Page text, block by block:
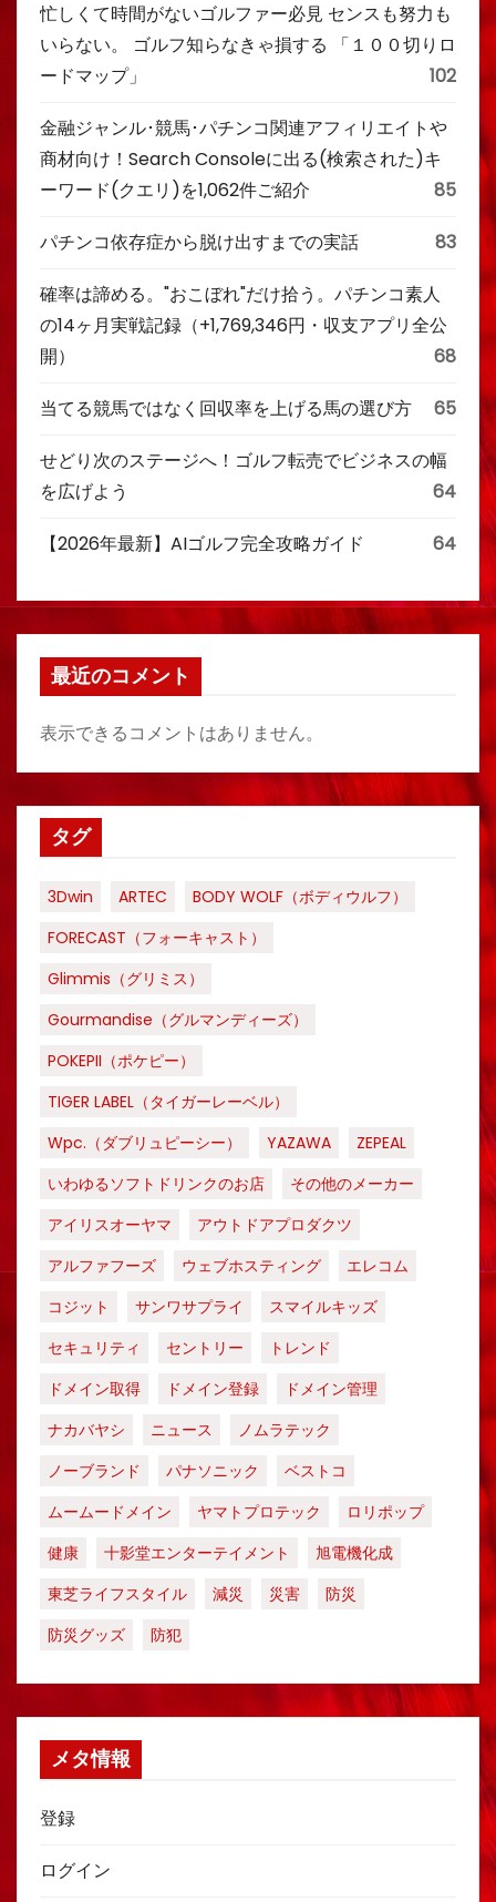
忙しくて時間がないゴルファー必見 センスも努力も
いらない。 ゴルフ知らなきゃ損する 「１００切りロ
ードマップ」
102
金融ジャンル･競馬･パチンコ関連アフィリエイトや
商材向け！Search Consoleに出る(検索された)キ
ーワード(クエリ)を1,062件ご紹介
85
パチンコ依存症から脱け出すまでの実話 83
確率は諦める。"おこぼれ"だけ拾う。パチンコ素人
の14ヶ月実戦記録（+1,769,346円・収支アプリ全公
開）
68
当てる競馬ではなく回収率を上げる馬の選び方 65
せどり次のステージへ！ゴルフ転売でビジネスの幅
を広げよう
64
【2026年最新】AIゴルフ完全攻略ガイド 64
最近のコメント
表示できるコメントはありません。
タグ
3Dwin ARTEC
BODY WOLF（ボディウルフ）
FORECAST（フォーキャスト）
Glimmis（グリミス）
Gourmandise（グルマンディーズ）
POKEPII（ポケピー）
TIGER LABEL（タイガーレーベル）
Wpc.（ダブリュピーシー）
YAZAWA
ZEPEAL
いわゆるソフトドリンクのお店
その他のメーカー
アイリスオーヤマ
アウトドアプロダクツ
アルファフーズ
ウェブホスティング
エレコム
コジット
サンワサプライ
スマイルキッズ
セキュリティ
セントリー
トレンド
ドメイン取得
ドメイン登録
ドメイン管理
ナカバヤシ
ニュース
ノムラテック
ノーブランド
パナソニック
ベストコ
ムームードメイン
ヤマトプロテック
ロリポップ
健康
十影堂エンターテイメント
旭電機化成
東芝ライフスタイル
減災 災害
防災
防災グッズ
防犯
メタ情報
登録
ログイン